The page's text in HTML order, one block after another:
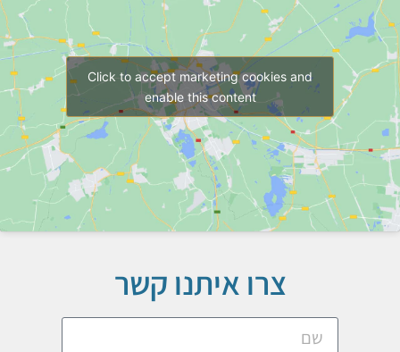
Click to accept marketing cookies and
enable this content
צרו איתנו קשר